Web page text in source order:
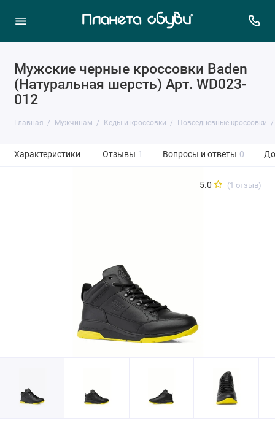
Мужские черные кроссовки Baden
(Натуральная шерсть) Арт. WD023-
012
Главная Мужчинам Кеды и кроссовки Повседневные кроссовки
Характеристики Отзывы 1 Вопросы и ответы 0
5.0 (1 отзыв)